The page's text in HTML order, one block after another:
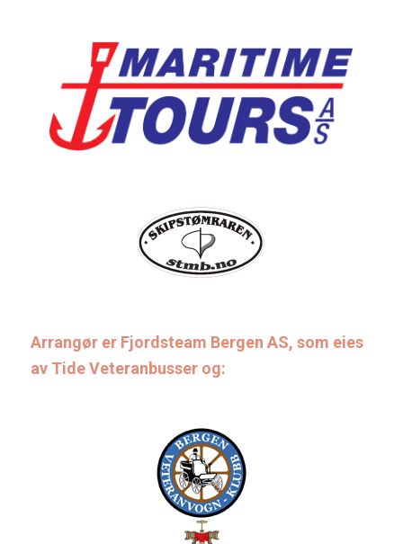
Arrangør er Fjordsteam Bergen AS, som eies
av Tide Veteranbusser og: